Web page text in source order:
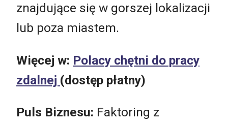
znajdujące się w gorszej lokalizacji
lub poza miastem.
Więcej w: Polacy chętni do pracy
zdalnej (dostęp płatny)
Puls Biznesu: Faktoring z